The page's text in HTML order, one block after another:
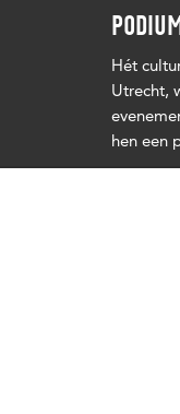
Hét
Utrecht,
hen een